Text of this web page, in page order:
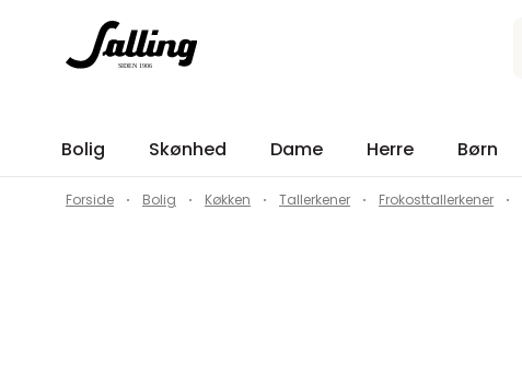
Bolig Skønhed Dame Herre Børn
Forside Bolig Køkken Tallerkener Frokosttallerkener